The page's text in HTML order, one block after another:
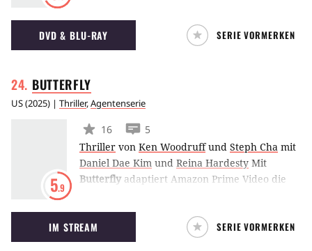
gerne mal den Helden spielt. Er arbeitete
ehemals für eine dubiose Firma, die schlicht
mit The Company betitelt wird, und hat in
begangen. Nun will er es wieder gut machen
und veröffentlicht sein dort erlerntes
DVD & BLU-RAY SERIE VORMERKEN
BUTTERFLY
US(2025) | Thriller,Agentenserie
5.9
16
5
Thriller von Ken Woodruffund Steph Cha mit
Daniel Dae Kim und Reina Hardesty Mit
Butterfly adaptiert Amazon Prime Video die
als Serie. Darin wird der ehemalige US-
Geheimdienstagent David Jung von seiner
Vergangenheit eingeholt, als eine
IM STREAM SERIE VORMERKEN